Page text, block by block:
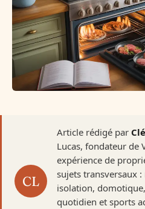
Article rédigé par
Lucas, fondateur de
expérience de
sujets transversaux
isolation,
quotidien et sports